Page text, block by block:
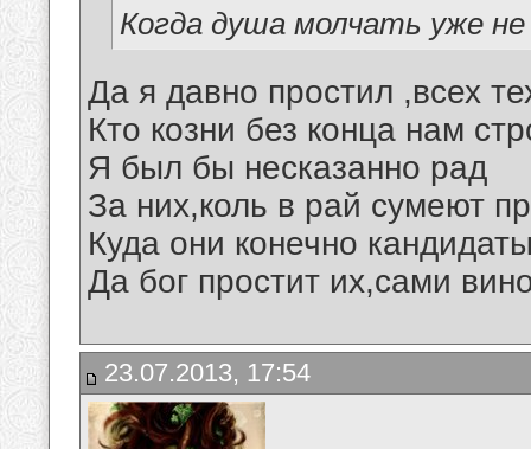
Когда душа молчать уже
Да я давно простил ,всех
Кто козни без конца нам
Я был бы несказанно рад
За них,коль в рай сумеют
Куда они конечно
Да бог простит их,сами
23.07.2013, 17:54